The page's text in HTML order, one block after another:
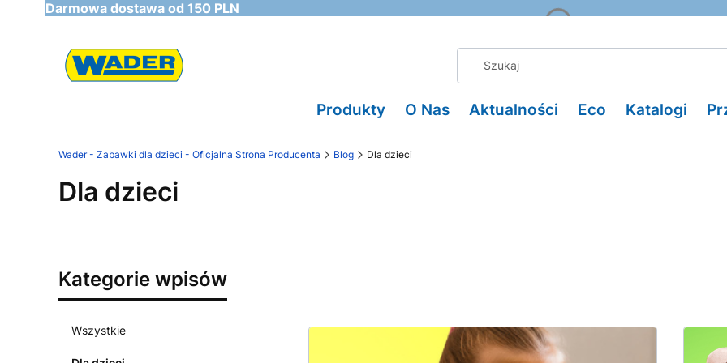
Darmowa dostawa od 150 PLN
Produkty O Nas Aktualności Eco Katalogi
Wader - Zabawki dla dzieci - Oficjalna Strona Producenta Blog Dla dzieci
Dla dzieci
Kategorie wpisów
Wszystkie